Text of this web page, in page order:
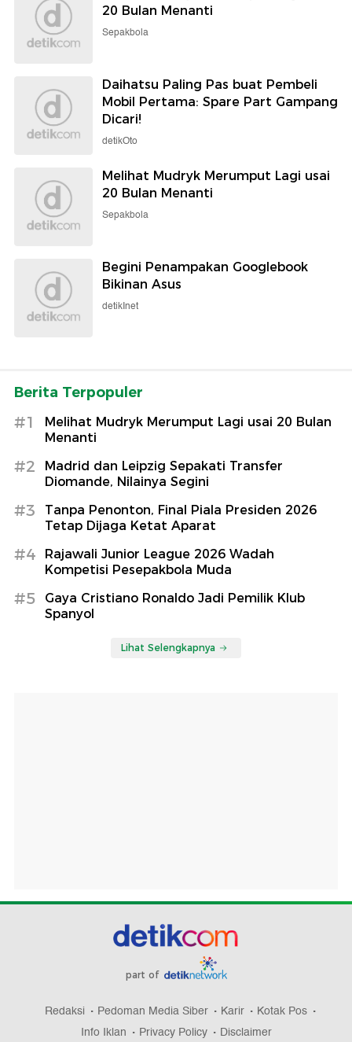
20 Bulan Menanti
Sepakbola
Daihatsu Paling Pas buat Pembeli
Mobil Pertama: Spare Part Gampang
Dicari!
detikOto
Melihat Mudryk Merumput Lagi usai
20 Bulan Menanti
Sepakbola
Begini Penampakan Googlebook
Bikinan Asus
detikInet
Berita Terpopuler
#1
Melihat Mudryk Merumput Lagi usai 20 Bulan
Menanti
#2
Madrid dan Leipzig Sepakati Transfer
Diomande, Nilainya Segini
#3
Tanpa Penonton, Final Piala Presiden 2026
Tetap Dijaga Ketat Aparat
#4
Rajawali Junior League 2026 Wadah
Kompetisi Pesepakbola Muda
#5
Gaya Cristiano Ronaldo Jadi Pemilik Klub
Spanyol
Lihat Selengkapnya
part of
Redaksi Pedoman Media Siber Karir
Kotak Pos
Info Iklan
Privacy Policy Disclaimer